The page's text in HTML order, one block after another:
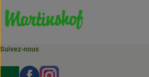
Suivez-nous
Externer Link zu https://
Externer Link zu https://
Externer Link zu https://